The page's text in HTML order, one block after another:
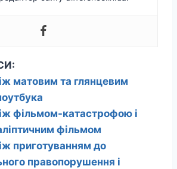
матовим та глянцевим
фільмом-катастрофою і
фільмом
приготуванням до
правопорушення і